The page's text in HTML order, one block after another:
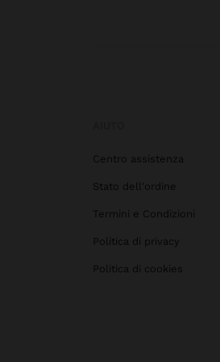
Centro assistenza
Stato dell'ordine
Termini e Condizioni
Politica di privacy
Politica di cookies